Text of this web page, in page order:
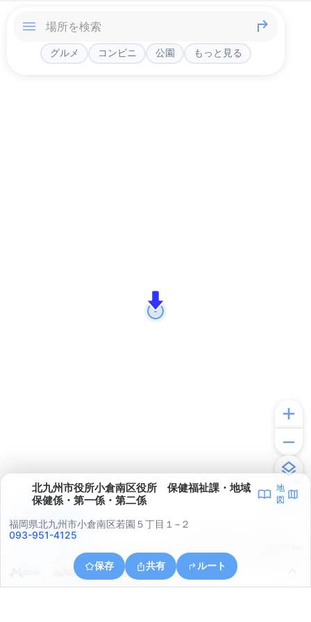
グルメ コンビニ 公園 もっと見る
北九州市役所小倉南区役所 保健福祉課・地域
保健係・第一係・第二係
地
図
福岡県北九州市小倉南区若園５丁目１−２
093-951-4125
保存 共有 ルート
福岡県北九州市小倉南区横代
アプリで見る